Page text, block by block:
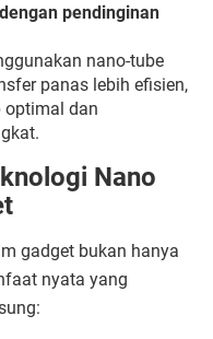
dengan pendinginan
nano-tube
panas lebih efisien,
optimal dan
Nano
gadget bukan hanya
nyata yang